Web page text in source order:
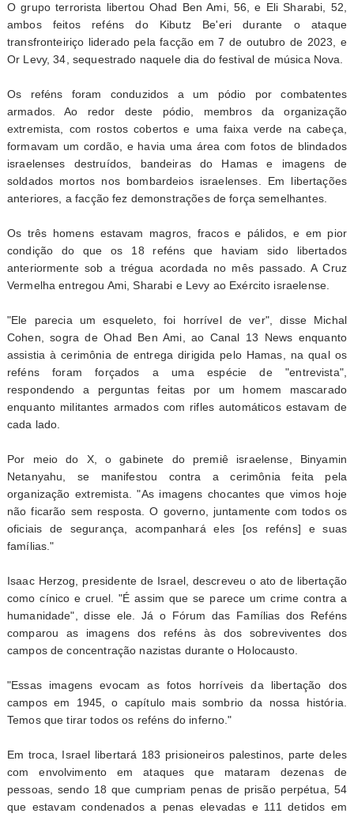
O grupo terrorista libertou Ohad Ben Ami, 56, e Eli Sharabi, 52,
ambos feitos reféns do Kibutz Be'eri durante o ataque
transfronteiriço liderado pela facção em 7 de outubro de 2023, e
Or Levy, 34, sequestrado naquele dia do festival de música Nova.
Os reféns foram conduzidos a um pódio por combatentes
armados. Ao redor deste pódio, membros da organização
extremista, com rostos cobertos e uma faixa verde na cabeça,
formavam um cordão, e havia uma área com fotos de blindados
israelenses destruídos, bandeiras do Hamas e imagens de
soldados mortos nos bombardeios israelenses. Em libertações
anteriores, a facção fez demonstrações de força semelhantes.
Os três homens estavam magros, fracos e pálidos, e em pior
condição do que os 18 reféns que haviam sido libertados
anteriormente sob a trégua acordada no mês passado. A Cruz
Vermelha entregou Ami, Sharabi e Levy ao Exército israelense.
"Ele parecia um esqueleto, foi horrível de ver", disse Michal
Cohen, sogra de Ohad Ben Ami, ao Canal 13 News enquanto
assistia à cerimônia de entrega dirigida pelo Hamas, na qual os
reféns foram forçados a uma espécie de "entrevista",
respondendo a perguntas feitas por um homem mascarado
enquanto militantes armados com rifles automáticos estavam de
cada lado.
Por meio do X, o gabinete do premiê israelense, Binyamin
Netanyahu, se manifestou contra a cerimônia feita pela
organização extremista. "As imagens chocantes que vimos hoje
não ficarão sem resposta. O governo, juntamente com todos os
oficiais de segurança, acompanhará eles [os reféns] e suas
famílias."
Isaac Herzog, presidente de Israel, descreveu o ato de libertação
como cínico e cruel. "É assim que se parece um crime contra a
humanidade", disse ele. Já o Fórum das Famílias dos Reféns
comparou as imagens dos reféns às dos sobreviventes dos
campos de concentração nazistas durante o Holocausto.
"Essas imagens evocam as fotos horríveis da libertação dos
campos em 1945, o capítulo mais sombrio da nossa história.
Temos que tirar todos os reféns do inferno."
Em troca, Israel libertará 183 prisioneiros palestinos, parte deles
com envolvimento em ataques que mataram dezenas de
pessoas, sendo 18 que cumpriam penas de prisão perpétua, 54
que estavam condenados a penas elevadas e 111 detidos em